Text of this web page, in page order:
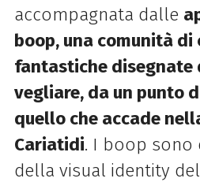
accompagnata dalle
boop, una comunità di
fantastiche disegnate
vegliare, da un punto
quello che accade
Cariatidi. I boop sono
della visual identity